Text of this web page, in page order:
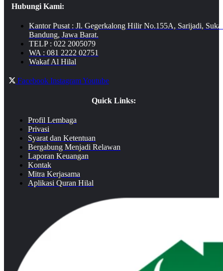
Hubungi Kami:
Kantor Pusat : Jl. Gegerkalong Hilir No.155A, Sarijadi,
Bandung, Jawa Barat.
TELP : 022 2005079
WA : 081 2222 02751
Wakaf Al Hilal
Facebook InstagramYoutube
Quick Links:
Profil Lembaga
Privasi
Syarat dan Ketentuan
Bergabung Menjadi Relawan
Laporan Keuangan
Kontak
Mitra Kerjasama
Aplikasi Quran Hilal